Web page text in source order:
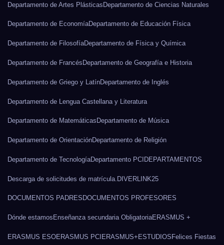
Departamento de Artes PlásticasDepartamento de Ciencias Naturales
Departamento de EconomíaDepartamento de Educación Física
Departamento de FilosofíaDepartamento de Física y Química
Departamento de Francés Departamento de Geografía e Historia
Departamento de Griego y LatínDepartamento de Inglés
Departamento de Lengua Castellana y Literatura
Departamento de Matemáticas Departamento de Música
Departamento de OrientaciónDepartamento de Religión
Departamento de TecnologíaDepartamento PCI DEPARTAMENTOS
Descarga de solicitudes de matrícula. DIVERLINK25
DOCUMENTOS PADRES DOCUMENTOS PROFESORES
Dónde estamos Enseñanza secundaria ObligatoriaERASMUS +
ERASMUS ESOERASMUS PCI ERASMUS+ ESTUDIOS Felices Fiestas